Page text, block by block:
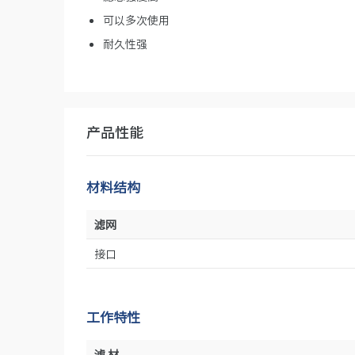
可以多次使用
耐久性强
产品性能
材料结构
滤网
接口
工作特性